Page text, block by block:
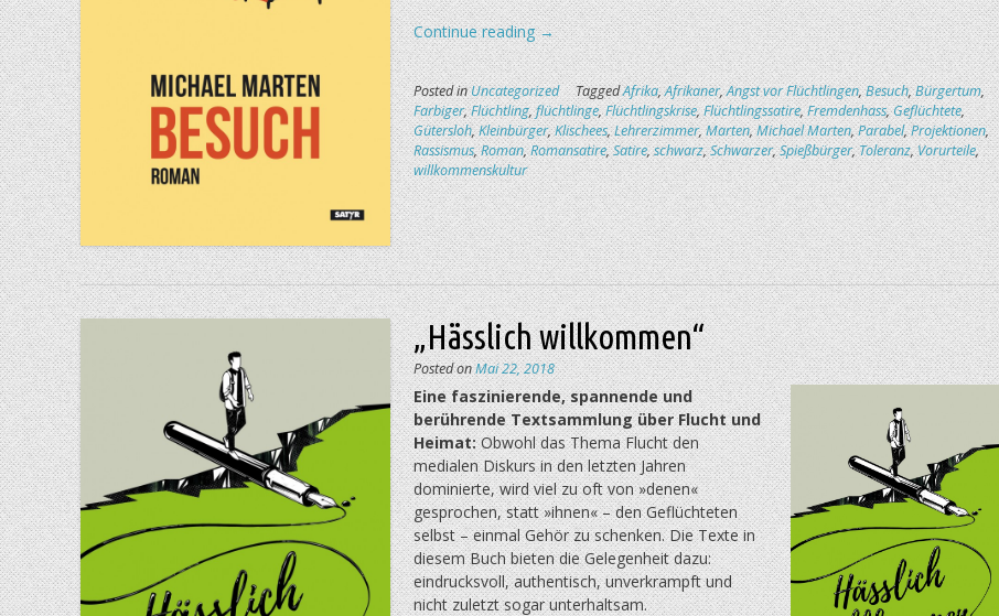
Continue reading„Der
Besuch
des
Afrikaners“
→
Posted inUncategorized TaggedAfrika,Afrikaner,Angst vor Flüchtlingen,Besuch,Bürgertum,
Farbiger,Flüchtling,flüchtlinge,Flüchtlingskrise,Flüchtlingssatire,Fremdenhass,Geflüchtete,
Gütersloh,Kleinbürger,Klischees,Lehrerzimmer,Marten,Michael Marten,Parabel,Projektionen,
Rassismus,Roman,Romansatire,Satire,schwarz,Schwarzer,Spießbürger,Toleranz,Vorurteile,
willkommenskultur
„Hässlich willkommen“
Posted onMai 22, 2018
Eine faszinierende, spannende und
berührende Textsammlung über Flucht und
Heimat:Obwohl das Thema Flucht den
medialen Diskurs in den letzten Jahren
dominierte, wird viel zu oft von »denen«
gesprochen, statt »ihnen« – den Geflüchteten
selbst – einmal Gehör zu schenken. Die Texte in
diesem Buch bieten die Gelegenheit dazu:
eindrucksvoll, authentisch, unverkrampft und
nicht zuletzt sogar unterhaltsam.